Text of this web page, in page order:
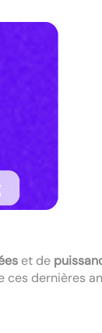
et de
dernières